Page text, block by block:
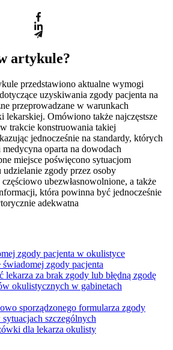
artykule?
przedstawiono aktualne wymogi
uzyskiwania zgody pacjenta na
przeprowadzane w warunkach
lekarskiej. Omówiono także najczęstsze
w trakcie konstruowania takiej
jednocześnie na standardy, których
oparta na dowodach
miejsce poświęcono sytuacjom
udzielanie zgody przez osoby
ubezwłasnowolnione, a także
która powinna być jednocześnie
adekwatna
zgody pacjenta w okulistyce
zgody pacjenta
lekarza za brak zgody lub błędną zgodę
okulistycznych w gabinetach
sporządzonego formularza zgody
szczególnych
dla lekarza okulisty